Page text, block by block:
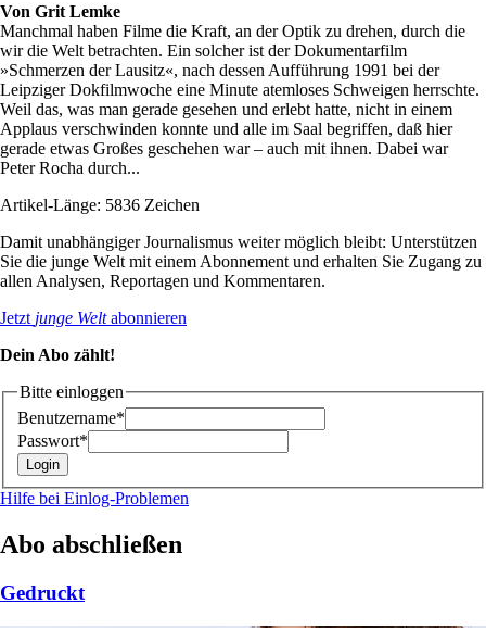
Von Grit Lemke
Manchmal haben Filme die Kraft, an der Optik zu drehen, durch die
wir die Welt betrachten. Ein solcher ist der Dokumentarfilm
»Schmerzen der Lausitz«, nach dessen Aufführung 1991 bei der
Leipziger Dokfilmwoche eine Minute atemloses Schweigen herrschte.
Weil das, was man gerade gesehen und erlebt hatte, nicht in einem
Applaus verschwinden konnte und alle im Saal begriffen, daß hier
gerade etwas Großes geschehen war – auch mit ihnen. Dabei war
Peter Rocha durch...
Artikel-Länge: 5836 Zeichen
Damit unabhängiger Journalismus weiter möglich bleibt: Unterstützen
Sie die junge Welt mit einem Abonnement und erhalten Sie Zugang zu
allen Analysen, Reportagen und Kommentaren.
Jetzt junge Weltabonnieren
Dein Abo zählt!
Bitte einloggen
Benutzername*
Passwort*
Hilfe bei Einlog-Problemen
Abo abschließen
Gedruckt